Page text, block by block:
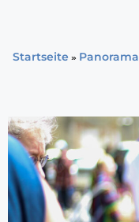
Startseite » Panorama